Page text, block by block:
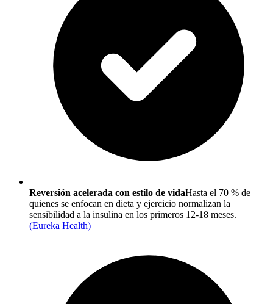
Reversión acelerada con estilo de vidaHasta el 70 % de
quienes se enfocan en dieta y ejercicio normalizan la
sensibilidad a la insulina en los primeros 12-18 meses.
(Eureka Health)